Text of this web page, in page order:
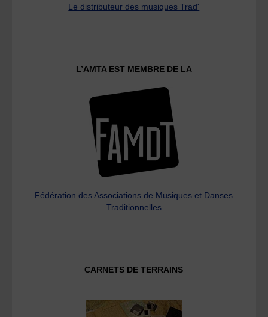
Le distributeur des musiques Trad'
L’AMTA EST MEMBRE DE LA
Fédération des Associations de Musiques et Danses
Traditionnelles
CARNETS DE TERRAINS